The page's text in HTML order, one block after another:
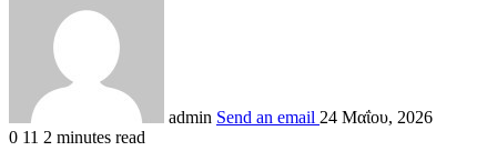
admin Send an email 24 Μαΐου, 2026
0 11 2 minutes read